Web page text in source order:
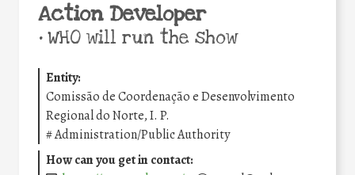
Action Developer
•WHO will run the show
Entity:
Comissão de Coordenação e Desenvolvimento
Regional do Norte, I. P.
#Administration/Public Authority
How can you get in contact: